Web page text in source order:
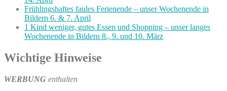
Frühlingshaftes faules Ferienende – unser Wochenende in
Bildern 6. & 7. April
1 Kind weniger, gutes Essen und Shopping – unser langes
Wochenende in Bildern 8., 9. und 10. März
Wichtige Hinweise
WERBUNG enthalten